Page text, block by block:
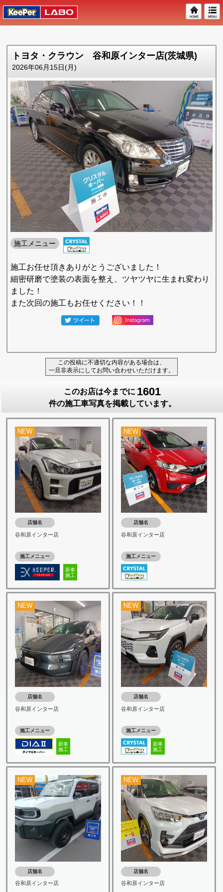
トヨタ・クラウン 谷和原インター店(茨城県)
2026年06月15日(月)
施工メニュー
施工お任せ頂きありがとうございました！
細密研磨で塗装の表面を整え、ツヤツヤに生まれ変わり
ました！
また次回の施工もお任せください！！
この投稿に不適切な内容がある場合は、
一旦非表示にしてお問い合わせいただけます。
このお店は今までに 1601
件の施工車写真を掲載しています。
NEW
店舗名
谷和原インター店
施工メニュー
新車
施工
NEW
店舗名
谷和原インター店
施工メニュー
NEW
店舗名
谷和原インター店
施工メニュー
新車
施工
NEW
店舗名
谷和原インター店
施工メニュー
新車
施工
NEW
店舗名
谷和原インター店
NEW
店舗名
谷和原インター店